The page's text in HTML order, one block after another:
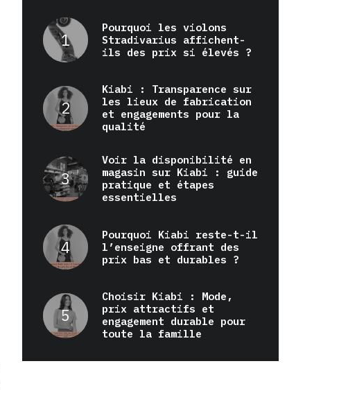
Pourquoi les violons
Stradivarius affichent-
ils des prix si élevés ?
Kiabi : Transparence sur
les lieux de fabrication
et engagements pour la
qualité
Voir la disponibilité en
magasin sur Kiabi : guide
pratique et étapes
essentielles
Pourquoi Kiabi reste-t-il
l’enseigne offrant des
prix bas et durables ?
Choisir Kiabi : Mode,
prix attractifs et
engagement durable pour
toute la famille